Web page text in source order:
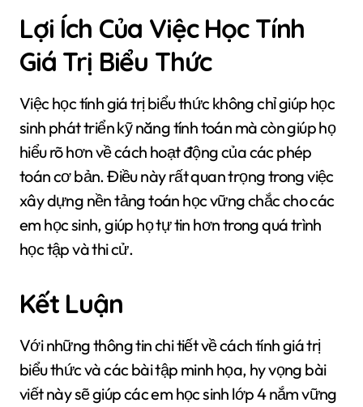
Lợi Ích Của Việc Học Tính
Giá Trị Biểu Thức
Việc học tính giá trị biểu thức không chỉ giúp học
sinh phát triển kỹ năng tính toán mà còn giúp họ
hiểu rõ hơn về cách hoạt động của các phép
toán cơ bản. Điều này rất quan trọng trong việc
xây dựng nền tảng toán học vững chắc cho các
em học sinh, giúp họ tự tin hơn trong quá trình
học tập và thi cử.
Kết Luận
Với những thông tin chi tiết về cách tính giá trị
biểu thức và các bài tập minh họa, hy vọng bài
viết này sẽ giúp các em học sinh lớp 4 nắm vững